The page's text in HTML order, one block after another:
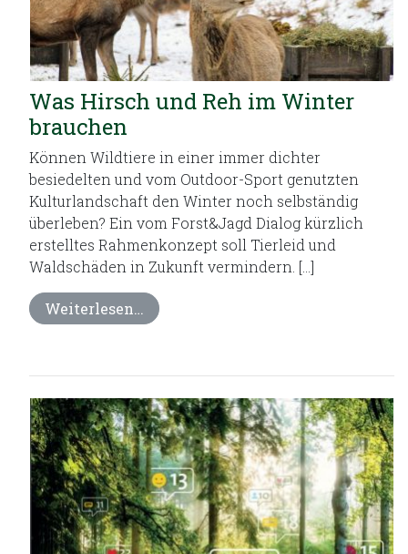
Was Hirsch und Reh im Winter
brauchen
Können Wildtiere in einer immer dichter
besiedelten und vom Outdoor-Sport genutzten
Kulturlandschaft den Winter noch selbständig
überleben? Ein vom Forst&Jagd Dialog kürzlich
erstelltes Rahmenkonzept soll Tierleid und
Waldschäden in Zukunft vermindern. […]
Weiterlesen…